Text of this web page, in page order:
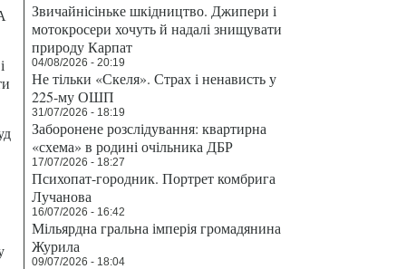
Звичайнісіньке шкідництво. Джипери і
мотокросери хочуть й надалі знищувати
природу Карпат
04/08/2026 - 20:19
Не тільки «Скеля». Страх і ненависть у
225-му ОШП
31/07/2026 - 18:19
Заборонене розслідування: квартирна
«схема» в родині очільника ДБР
17/07/2026 - 18:27
Психопат-городник. Портрет комбрига
Лучанова
16/07/2026 - 16:42
Мільярдна гральна імперія громадянина
Журила
09/07/2026 - 18:04